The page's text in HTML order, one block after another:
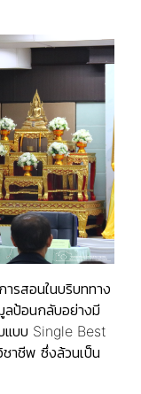
รสอนในบริบททาง
ลป้อนกลับอย่างมี
แบบ Single Best
ชาชีพ ซึ่งล้วนเป็น